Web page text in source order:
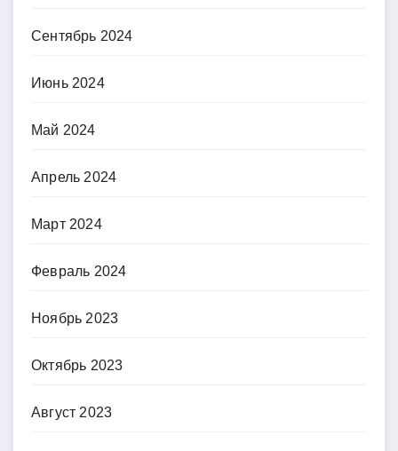
Сентябрь 2024
Июнь 2024
Май 2024
Апрель 2024
Март 2024
Февраль 2024
Ноябрь 2023
Октябрь 2023
Август 2023